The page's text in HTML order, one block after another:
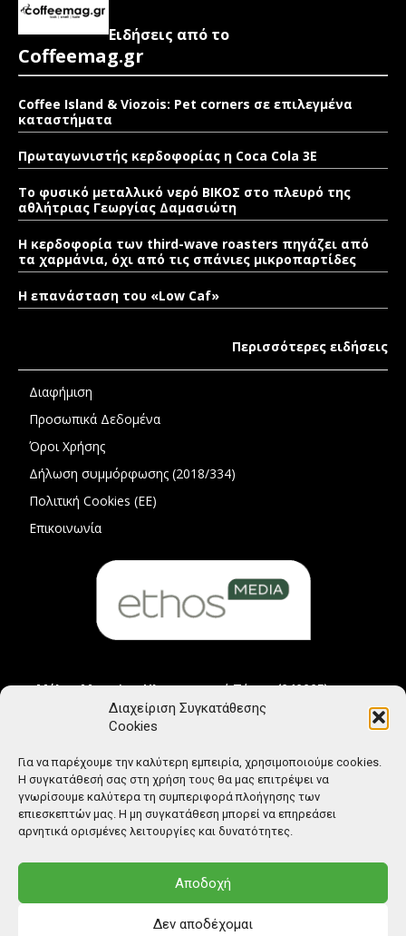
Διαχείριση Συγκατάθεσης
Cookies
Για να παρέχουμε την καλύτερη εμπειρία, χρησιμοποιούμε cookies.
Η συγκατάθεσή σας στη χρήση τους θα μας επιτρέψει να
γνωρίσουμε καλύτερα τη συμπεριφορά πλοήγησης των
επιεσκεπτών μας. Η μη συγκατάθεση μπορεί να επηρεάσει
αρνητικά ορισμένες λειτουργίες και δυνατότητες.
Αποδοχή
Δεν αποδέχομαι
Ειδήσεις από το
Coffeemag.gr
Coffee Island & Viozois: Pet corners σε επιλεγμένα
καταστήματα
Πρωταγωνιστής κερδοφορίας η Coca Cola 3E
Το φυσικό μεταλλικό νερό ΒΙΚΟΣ στο πλευρό της
αθλήτριας Γεωργίας Δαμασιώτη
Η κερδοφορία των third-wave roasters πηγάζει από
τα χαρμάνια, όχι από τις σπάνιες μικροπαρτίδες
Η επανάσταση του «Low Caf»
Περισσότερες ειδήσεις
Διαφήμιση
Προσωπικά Δεδομένα
Όροι Χρήσης
Δήλωση συμμόρφωσης (2018/334)
Πολιτική Cookies (ΕΕ)
Επικοινωνία
Μέλος Μητρώου Ηλεκτρονικού Τύπου (242225)